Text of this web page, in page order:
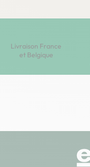
Livraison France
et Belgique